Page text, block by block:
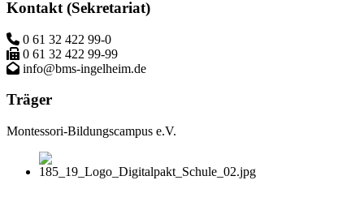
Kontakt (Sekretariat)
0 61 32 422 99-0
0 61 32 422 99-99
info@bms-ingelheim.de
Träger
Montessori-Bildungscampus e.V.